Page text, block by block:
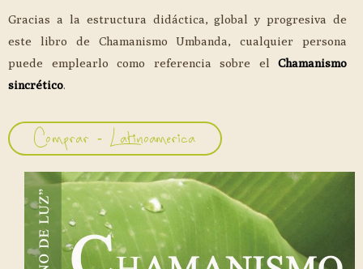
Gracias a la estructura didáctica, global y progresiva de
este libro de Chamanismo Umbanda, cualquier persona
puede emplearlo como referencia sobre el Chamanismo
sincrético.
Comprar - Latinoamerica